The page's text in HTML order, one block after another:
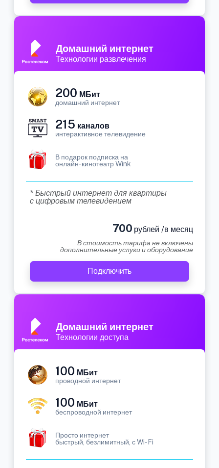
Домашний интернет
Технологии развлечения
200 МБит
домашний интернет
215 каналов
интерактивное телевидение
В подарок подписка на
онлайн-кинотеатр Wink
* Быстрый интернет для квартиры
с цифровым телевидением
700 рублей /в месяц
В стоимость тарифа не включены
дополнительные услуги и оборудование
Подключить
Домашний интернет
Технологии доступа
100 МБит
проводной интернет
100 МБит
беспроводной интернет
Просто интернет
быстрый, безлимитный, с Wi-Fi